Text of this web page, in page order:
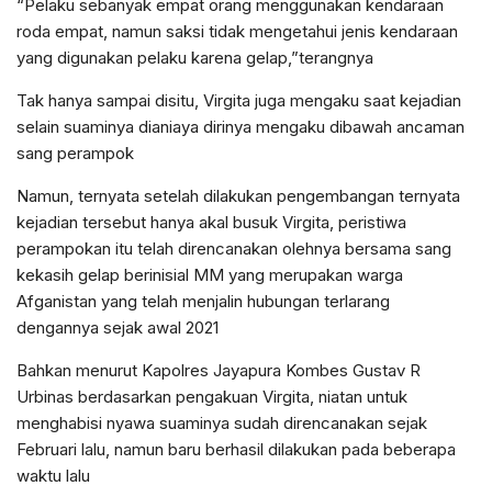
“Pelaku sebanyak empat orang menggunakan kendaraan
roda empat, namun saksi tidak mengetahui jenis kendaraan
yang digunakan pelaku karena gelap,”terangnya
Tak hanya sampai disitu, Virgita juga mengaku saat kejadian
selain suaminya dianiaya dirinya mengaku dibawah ancaman
sang perampok
Namun, ternyata setelah dilakukan pengembangan ternyata
kejadian tersebut hanya akal busuk Virgita, peristiwa
perampokan itu telah direncanakan olehnya bersama sang
kekasih gelap berinisial MM yang merupakan warga
Afganistan yang telah menjalin hubungan terlarang
dengannya sejak awal 2021
Bahkan menurut Kapolres Jayapura Kombes Gustav R
Urbinas berdasarkan pengakuan Virgita, niatan untuk
menghabisi nyawa suaminya sudah direncanakan sejak
Februari lalu, namun baru berhasil dilakukan pada beberapa
waktu lalu